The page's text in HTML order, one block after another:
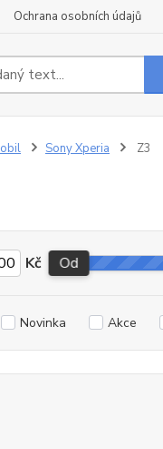
Ochrana osobních údajů
Sony Xperia Z3
Kč Od
Novinka Akce